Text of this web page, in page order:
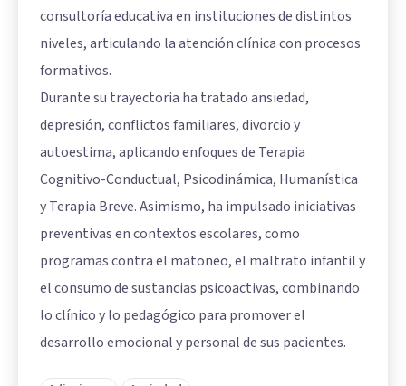
consultoría educativa en instituciones de distintos
niveles, articulando la atención clínica con procesos
formativos.
Durante su trayectoria ha tratado ansiedad,
depresión, conflictos familiares, divorcio y
autoestima, aplicando enfoques de Terapia
Cognitivo-Conductual, Psicodinámica, Humanística
y Terapia Breve. Asimismo, ha impulsado iniciativas
preventivas en contextos escolares, como
programas contra el matoneo, el maltrato infantil y
el consumo de sustancias psicoactivas, combinando
lo clínico y lo pedagógico para promover el
desarrollo emocional y personal de sus pacientes.